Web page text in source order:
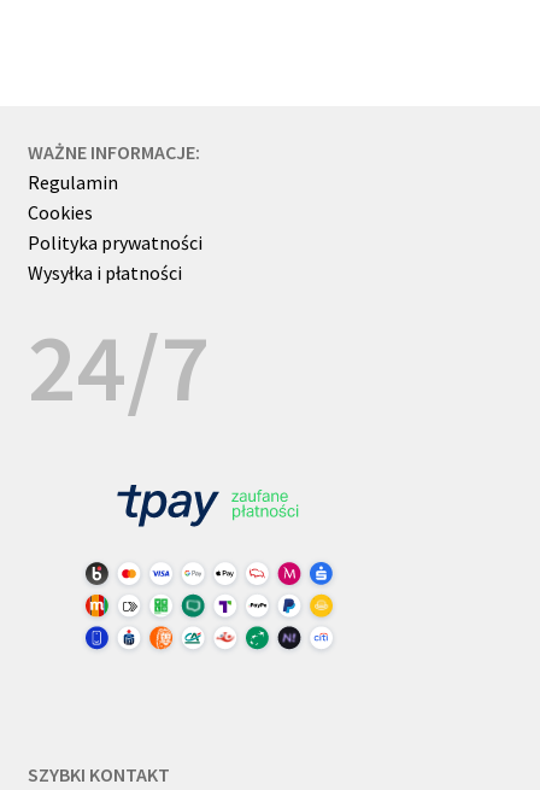
WAŻNE INFORMACJE:
Regulamin
Cookies
Polityka prywatności
Wysyłka i płatności
24/7
SZYBKI KONTAKT